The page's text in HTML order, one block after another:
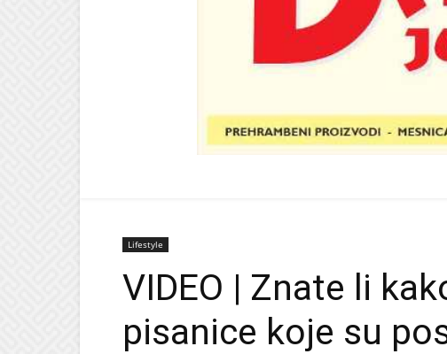
Lifestyle
VIDEO | Znate li
pisanice koje su